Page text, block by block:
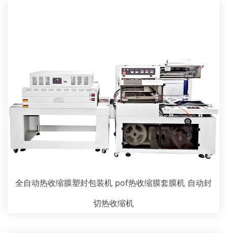
全自动热收缩膜塑封包装机 pof热收缩膜套膜机 自动封
切热收缩机